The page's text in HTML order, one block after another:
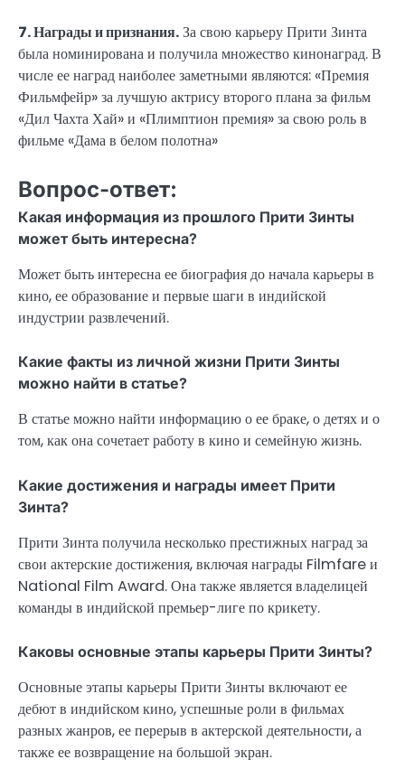
7. Награды и признания.За свою карьеру Прити Зинта
была номинирована и получила множество кинонаград. В
числе ее наград наиболее заметными являются: «Премия
Фильмфейр» за лучшую актрису второго плана за фильм
«Дил Чахта Хай» и «Плимптион премия» за свою роль в
фильме «Дама в белом полотна»
Вопрос-ответ:
Какая информация из прошлого Прити Зинты
может быть интересна?
Может быть интересна ее биография до начала карьеры в
кино, ее образование и первые шаги в индийской
индустрии развлечений.
Какие факты из личной жизни Прити Зинты
можно найти в статье?
В статье можно найти информацию о ее браке, о детях и о
том, как она сочетает работу в кино и семейную жизнь.
Какие достижения и награды имеет Прити
Зинта?
Прити Зинта получила несколько престижных наград за
свои актерские достижения, включая награды Filmfare и
National Film Award. Она также является владелицей
команды в индийской премьер-лиге по крикету.
Каковы основные этапы карьеры Прити Зинты?
Основные этапы карьеры Прити Зинты включают ее
дебют в индийском кино, успешные роли в фильмах
разных жанров, ее перерыв в актерской деятельности, а
также ее возвращение на большой экран.